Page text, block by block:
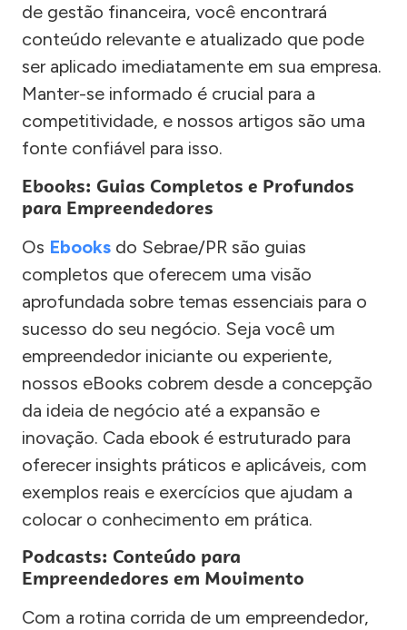
de gestão financeira, você encontrará
conteúdo relevante e atualizado que pode
ser aplicado imediatamente em sua empresa.
Manter-se informado é crucial para a
competitividade, e nossos artigos são uma
fonte confiável para isso.
Ebooks: Guias Completos e Profundos
para Empreendedores
Os Ebooks do Sebrae/PR são guias
completos que oferecem uma visão
aprofundada sobre temas essenciais para o
sucesso do seu negócio. Seja você um
empreendedor iniciante ou experiente,
nossos eBooks cobrem desde a concepção
da ideia de negócio até a expansão e
inovação. Cada ebook é estruturado para
oferecer insights práticos e aplicáveis, com
exemplos reais e exercícios que ajudam a
colocar o conhecimento em prática.
Podcasts: Conteúdo para
Empreendedores em Movimento
Com a rotina corrida de um empreendedor,